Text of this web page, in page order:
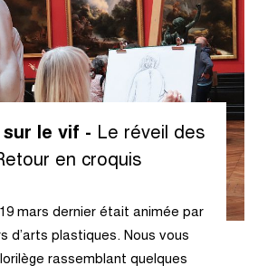
le vif - Le réveil des
en croquis
mars dernier était animée par
d’arts plastiques. Nous vous
rassemblant quelques